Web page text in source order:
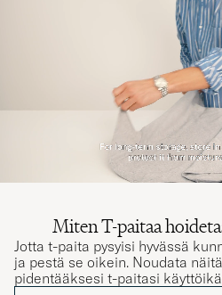
Miten T-paitaa
Jotta t-paita pysyisi hyvässä
ja pestä se oikein. Noudata
pidentääksesi t-paitasi